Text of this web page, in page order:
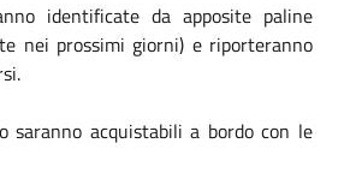
identificate da apposite paline
nei prossimi giorni) e riporteranno
saranno acquistabili a bordo con le